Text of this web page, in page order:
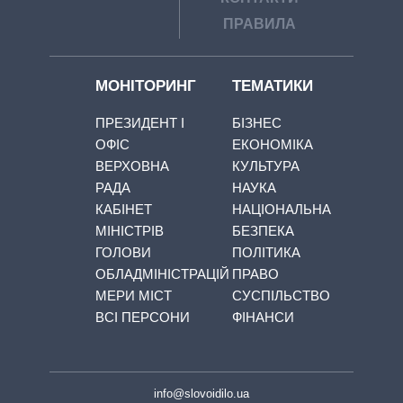
ПРАВИЛА
МОНІТОРИНГ
ПРЕЗИДЕНТ І
ОФІС
ВЕРХОВНА
РАДА
КАБІНЕТ
МІНІСТРІВ
ГОЛОВИ
ОБЛАДМІНІСТРАЦІЙ
МЕРИ МІСТ
ВСІ ПЕРСОНИ
ТЕМАТИКИ
БІЗНЕС
ЕКОНОМІКА
КУЛЬТУРА
НАУКА
НАЦІОНАЛЬНА
БЕЗПЕКА
ПОЛІТИКА
ПРАВО
СУСПІЛЬСТВО
ФІНАНСИ
info@slovoidilo.ua